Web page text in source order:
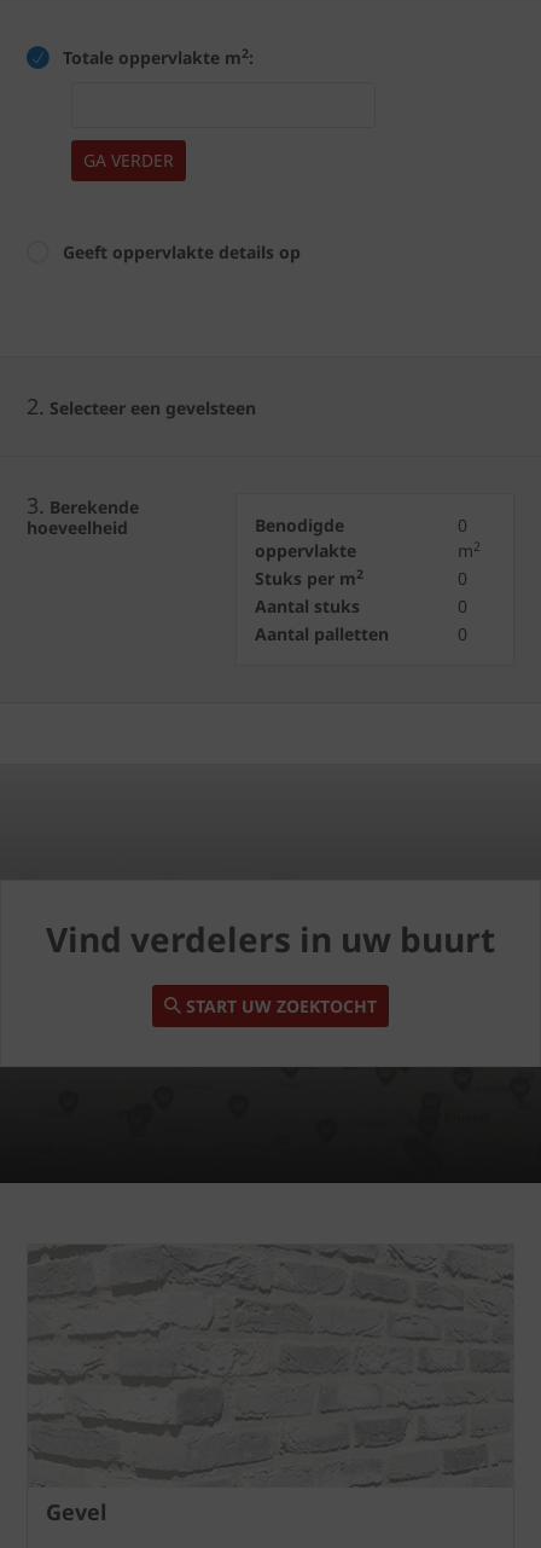
Totale oppervlakte m2:
GA VERDER
Geeft oppervlakte details op
2. Selecteer een gevelsteen
3. Berekende
hoeveelheid
Benodigde
oppervlakte
0
m2
Stuks per m2
0
Aantal stuks
0
Aantal palletten
0
Vind verdelers in uw buurt
START UW ZOEKTOCHT
Gevel